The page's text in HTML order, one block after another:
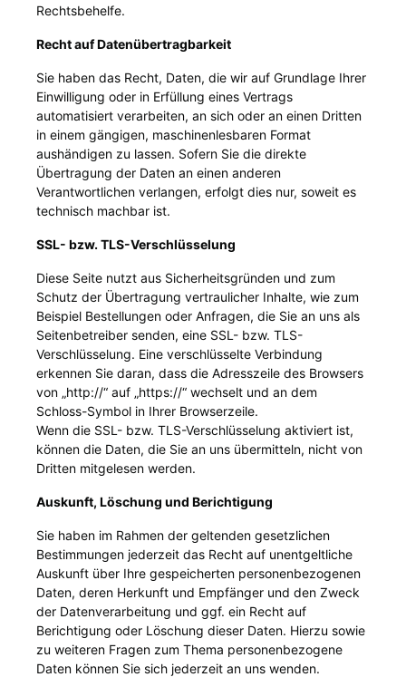
Rechtsbehelfe.
Recht auf Datenübertragbarkeit
Sie haben das Recht, Daten, die wir auf Grundlage Ihrer
Einwilligung oder in Erfüllung eines Vertrags
automatisiert verarbeiten, an sich oder an einen Dritten
in einem gängigen, maschinenlesbaren Format
aushändigen zu lassen. Sofern Sie die direkte
Übertragung der Daten an einen anderen
Verantwortlichen verlangen, erfolgt dies nur, soweit es
technisch machbar ist.
SSL- bzw. TLS-Verschlüsselung
Diese Seite nutzt aus Sicherheitsgründen und zum
Schutz der Übertragung vertraulicher Inhalte, wie zum
Beispiel Bestellungen oder Anfragen, die Sie an uns als
Seitenbetreiber senden, eine SSL- bzw. TLS-
Verschlüsselung. Eine verschlüsselte Verbindung
erkennen Sie daran, dass die Adresszeile des Browsers
von „http://“ auf „https://“ wechselt und an dem
Schloss-Symbol in Ihrer Browserzeile.
Wenn die SSL- bzw. TLS-Verschlüsselung aktiviert ist,
können die Daten, die Sie an uns übermitteln, nicht von
Dritten mitgelesen werden.
Auskunft, Löschung und Berichtigung
Sie haben im Rahmen der geltenden gesetzlichen
Bestimmungen jederzeit das Recht auf unentgeltliche
Auskunft über Ihre gespeicherten personenbezogenen
Daten, deren Herkunft und Empfänger und den Zweck
der Datenverarbeitung und ggf. ein Recht auf
Berichtigung oder Löschung dieser Daten. Hierzu sowie
zu weiteren Fragen zum Thema personenbezogene
Daten können Sie sich jederzeit an uns wenden.